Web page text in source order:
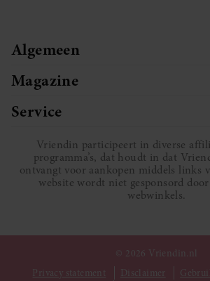
Algemeen
Magazine
Service
Vriendin participeert in diverse
programma’s, dat houdt in dat
ontvangt voor aankopen middels links
website wordt niet gesponsord
webwinkels.
© 2026 Vriendin.nl
Privacy statement
Disclaimer